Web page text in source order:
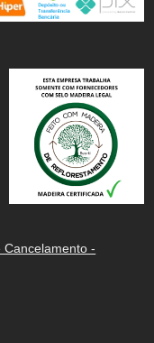
Cancelamento -